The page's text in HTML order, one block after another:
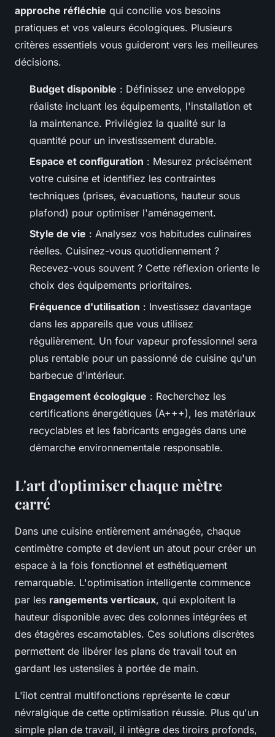
approche réfléchie qui concilie vos besoins
pratiques et vos valeurs écologiques. Plusieurs
critères essentiels vous guideront vers les meilleures
décisions.
Budget disponible : Définissez une enveloppe
réaliste incluant les équipements, l'installation et
la maintenance. Privilégiez la qualité sur la
quantité pour un investissement durable.
Espace et configuration : Mesurez précisément
votre cuisine et identifiez les contraintes
techniques (prises, évacuations, hauteur sous
plafond) pour optimiser l'aménagement.
Style de vie : Analysez vos habitudes culinaires
réelles. Cuisinez-vous quotidiennement ?
Recevez-vous souvent ? Cette réflexion oriente le
choix des équipements prioritaires.
Fréquence d'utilisation : Investissez davantage
dans les appareils que vous utilisez
régulièrement. Un four vapeur professionnel sera
plus rentable pour un passionné de cuisine qu'un
barbecue d'intérieur.
Engagement écologique : Recherchez les
certifications énergétiques (A+++), les matériaux
recyclables et les fabricants engagés dans une
démarche environnementale responsable.
L'art d'optimiser chaque mètre
carré
Dans une cuisine entièrement aménagée, chaque
centimètre compte et devient un atout pour créer un
espace à la fois fonctionnel et esthétiquement
remarquable. L'optimisation intelligente commence
par les rangements verticaux, qui exploitent la
hauteur disponible avec des colonnes intégrées et
des étagères escamotables. Ces solutions discrètes
permettent de libérer les plans de travail tout en
gardant les ustensiles à portée de main.
L'îlot central multifonctions représente le cœur
névralgique de cette optimisation réussie. Plus qu'un
simple plan de travail, il intègre des tiroirs profonds,